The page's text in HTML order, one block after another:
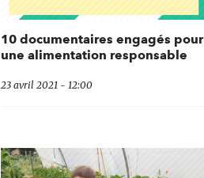
10 documentaires engagés pour
une alimentation responsable
23 avril 2021 - 12:00